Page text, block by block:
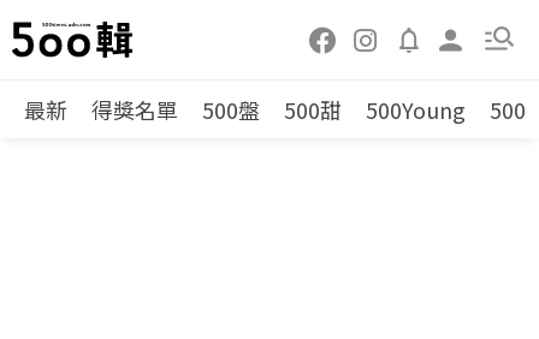
最新 得獎名單 500盤 500甜 500Young 500